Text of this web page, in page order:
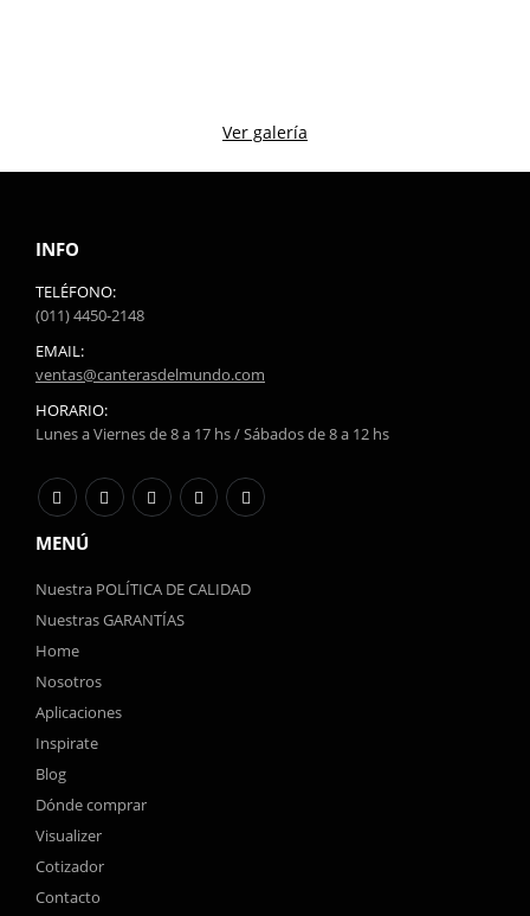
Ver galería
INFO
TELÉFONO:
(011) 4450-2148
EMAIL:
ventas@canterasdelmundo.com
HORARIO:
Lunes a Viernes de 8 a 17 hs / Sábados de 8 a 12 hs
MENÚ
Nuestra POLÍTICA DE CALIDAD
Nuestras GARANTÍAS
Home
Nosotros
Aplicaciones
Inspirate
Blog
Dónde comprar
Visualizer
Cotizador
Contacto